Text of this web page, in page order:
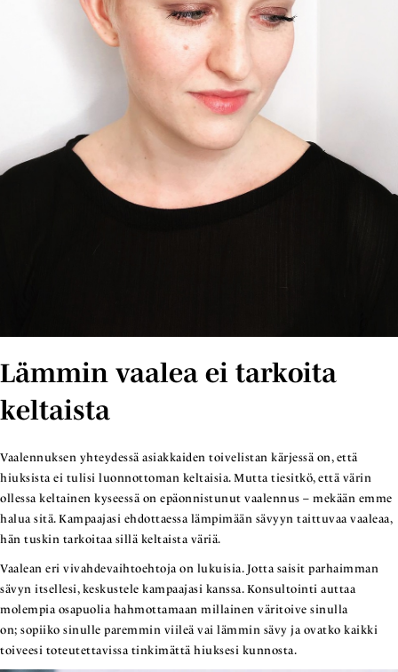
Lämmin vaalea ei tarkoita
keltaista
Vaalennuksen yhteydessä asiakkaiden toivelistan kärjessä on, että
hiuksista ei tulisi luonnottoman keltaisia. Mutta tiesitkö, että värin
ollessa keltainen kyseessä on epäonnistunut vaalennus – mekään emme
halua sitä. Kampaajasi ehdottaessa lämpimään sävyyn taittuvaa vaaleaa,
hän tuskin tarkoitaa sillä keltaista väriä.
Vaalean eri vivahdevaihtoehtoja on lukuisia. Jotta saisit parhaimman
sävyn itsellesi, keskustele kampaajasi kanssa. Konsultointi auttaa
molempia osapuolia hahmottamaan millainen väritoive sinulla
on; sopiiko sinulle paremmin viileä vai lämmin sävy ja ovatko kaikki
toiveesi toteutettavissa tinkimättä hiuksesi kunnosta.